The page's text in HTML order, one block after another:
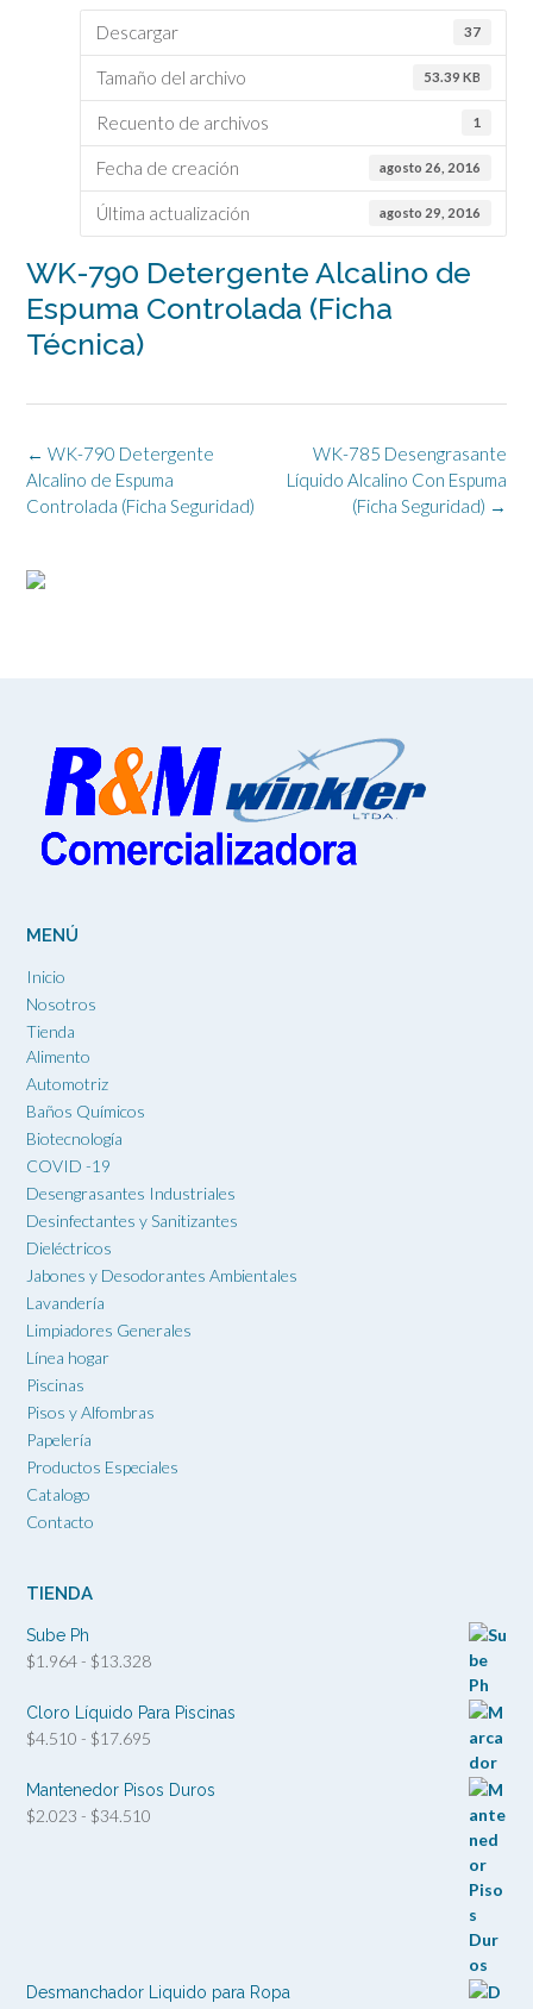
Descargar 37
Tamaño del archivo 53.39 KB
Recuento de archivos 1
Fecha de creación agosto 26, 2016
Última actualización agosto 29, 2016
WK-790 Detergente Alcalino de
Espuma Controlada (Ficha
Técnica)
Navegación
de
la
WK-785 Desengrasante
Líquido Alcalino Con Espuma
(Ficha Seguridad) →
← WK-790 Detergente
Alcalino de Espuma
Controlada (Ficha Seguridad)
MENÚ
Inicio
Nosotros
Tienda
Alimento
Automotriz
Baños Químicos
Biotecnología
COVID -19
Desengrasantes Industriales
Desinfectantes y Sanitizantes
Dieléctricos
Jabones y Desodorantes Ambientales
Lavandería
Limpiadores Generales
Línea hogar
Piscinas
Pisos y Alfombras
Papelería
Productos Especiales
Catalogo
Contacto
TIENDA
Sube Ph
$1.964- $13.328Rango
precios:
hasta
Cloro Líquido Para Piscinas
$4.510 - $17.695
precios:
Mantenedor Pisos Duros
$2.023 - $34.510
Desmanchador Liquido para Ropa